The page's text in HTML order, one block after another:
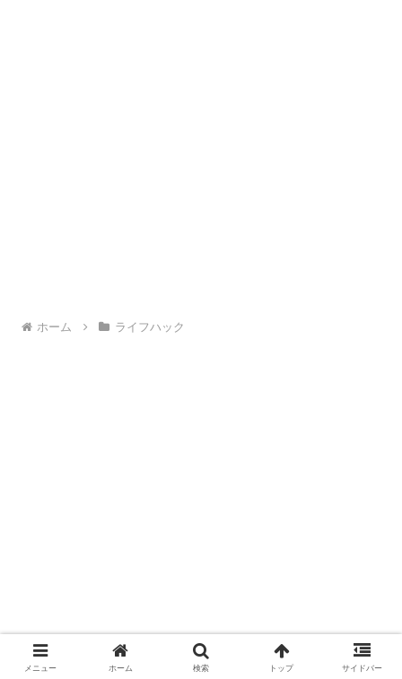
ホーム ライフハック
メニュー ホーム 検索 トップ サイドバー